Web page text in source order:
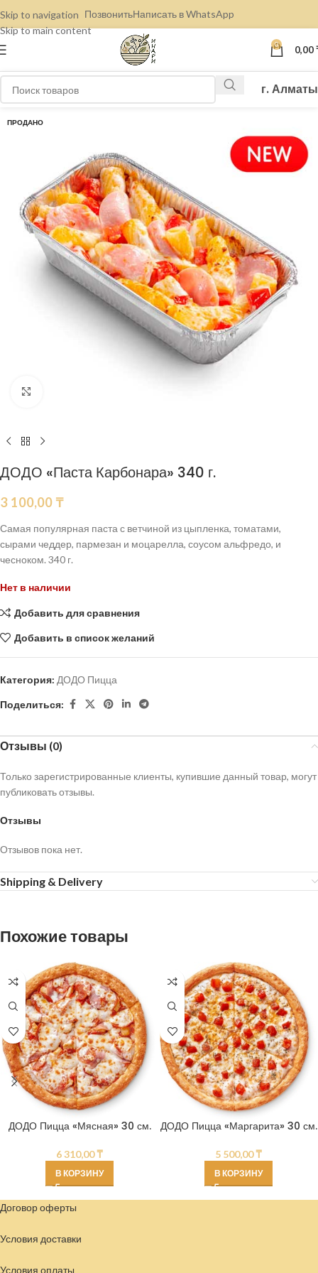
Skip to navigation
Skip to main content
ПозвонитьНаписать в WhatsApp
0 0,00
г. Алматы
ПРОДАНО
ДОДО «Паста Карбонара» 340 г.
3 100,00 ₸
Самая популярная паста с ветчиной из цыпленка, томатами,
сырами чеддер, пармезан и моцарелла, соусом альфредо, и
чесноком. 340 г.
Нет в наличии
Добавить для сравнения
Добавить в список желаний
Категория: ДОДО Пицца
Поделиться:
Отзывы (0)
Отзывы
Отзывов пока нет.
Только зарегистрированные клиенты, купившие данный товар, могут
публиковать отзывы.
Shipping & Delivery
Похожие товары
ДОДО Пицца «Мясная» 30 см.
6 310,00₸
В КОРЗИНУ
ДОДО Пицца «Маргарита» 30 см.
5 500,00₸
В КОРЗИНУ
Договор оферты
Условия доставки
Условия оплаты